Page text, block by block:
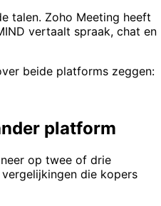
talen. Zoho Meeting heeft
vertaalt spraak, chat en
beide platforms zeggen:
platform
op twee of drie
die kopers